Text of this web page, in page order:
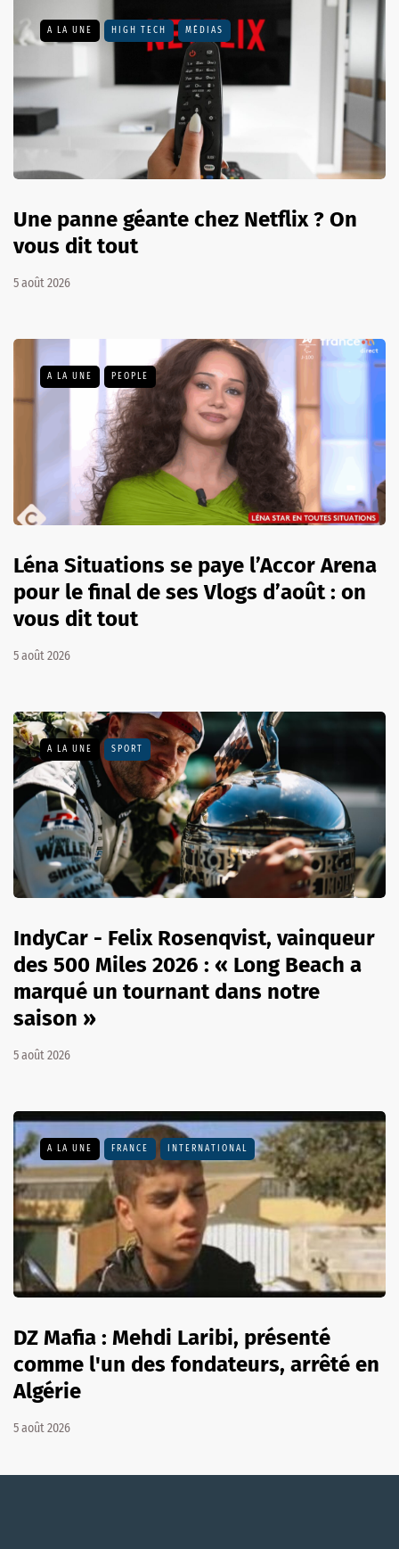
A LA UNE HIGH TECH MÉDIAS
Une panne géante chez Netflix ? On
vous dit tout
5 août 2026
A LA UNE PEOPLE
Léna Situations se paye l’Accor Arena
pour le final de ses Vlogs d’août : on
vous dit tout
5 août 2026
A LA UNE SPORT
IndyCar - Felix Rosenqvist, vainqueur
des 500 Miles 2026 : « Long Beach a
marqué un tournant dans notre
saison »
5 août 2026
A LA UNE FRANCE INTERNATIONAL
DZ Mafia : Mehdi Laribi, présenté
comme l'un des fondateurs, arrêté en
Algérie
5 août 2026